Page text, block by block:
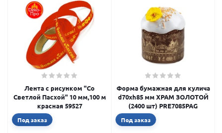
Лента с рисунком "Со
Светлой Пасхой" 10 мм,100 м
красная 59527
Под заказ
Форма бумажная для кулича
d70xh85 мм ХРАМ ЗОЛОТОЙ
(2400 шт) PRE7085PAG
Под заказ